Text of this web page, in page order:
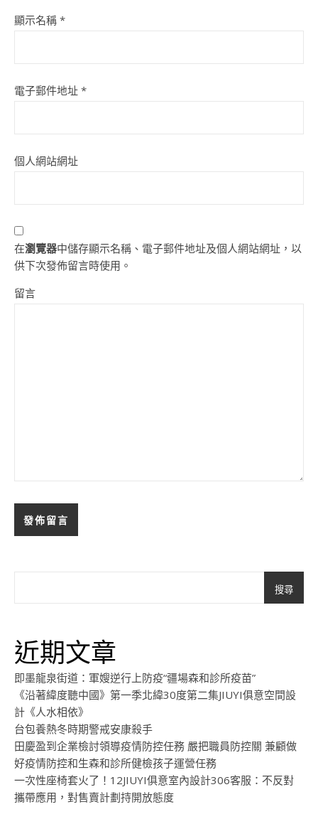
顯示名稱 *
電子郵件地址 *
個人網站網址
在瀏覽器中儲存顯示名稱、電子郵件地址及個人網站網址，以
供下次發佈留言時使用。
留言
搜尋
近期文章
即墨龍泉街道：軍嫂逆行上防疫“疆場森和診所疫苗”
《沿著緯度聽中國》第一季北緯30度第二集JIUYI俱意空間設
計《人水相依》
台包養熱冬時期警戒安康殺手
田慶盈到企業檢討領導疫情防控任務 嚴把職員防控關 兼顧做
好疫情防控和生森和診所健檢孩子運營任務
一次性座椅套火了！12JIUYI俱意室內設計306客服：不反對
攜帶應用，對售賣計劃持開放態度